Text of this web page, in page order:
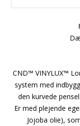
CND™ VINYLUX™
system med
den kurvede
Er med plejende
Jojoba olie),